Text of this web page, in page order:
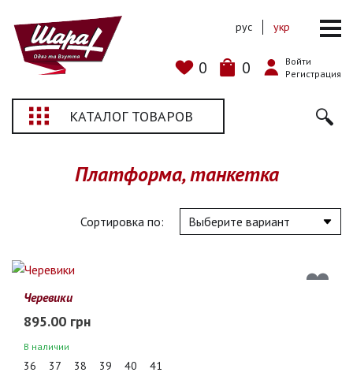
0 0
Войти
Регистрация
рус укр
КАТАЛОГ ТОВАРОВ
Платформа, танкетка
Сортировка по:
Черевики
895.00 грн
В наличии
36 37 38 39 40 41